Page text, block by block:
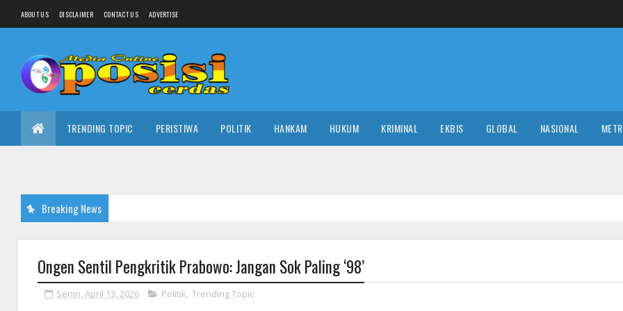
ABOUT US DISCLAIMER CONTACT US ADVERTISE
TRENDING TOPIC PERISTIWA POLITIK HANKAM HUKUM KRIMINAL EKBIS GLOBAL NASIONAL
Breaking News
Ongen Sentil Pengkritik Prabowo: Jangan Sok Paling ‘98’
Senin, April 13, 2026 Politik, Trending Topic